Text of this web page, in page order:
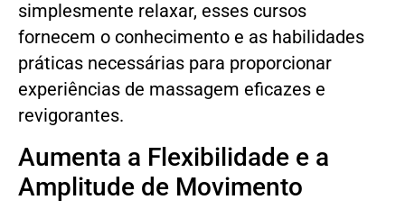
simplesmente relaxar, esses cursos
fornecem o conhecimento e as habilidades
práticas necessárias para proporcionar
experiências de massagem eficazes e
revigorantes.
Aumenta a Flexibilidade e a
Amplitude de Movimento